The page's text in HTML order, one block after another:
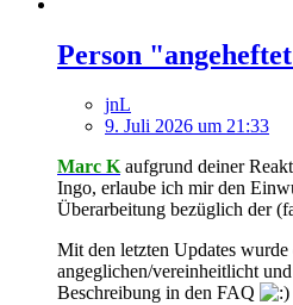
Person
jnL
9. Juli 2026 um 21:33
Marc Kaufgrund deiner
Ingo, erlaube ich mir den
Überarbeitung bezüglich der
Mit den letzten Updates wurde
angeglichen/vereinheitlicht
Beschreibung in den FAQ